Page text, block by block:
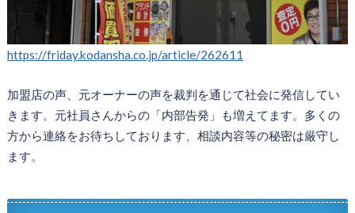
https://friday.kodansha.co.jp/article/262611
加盟店の声、元オーナーの声を裁判を通じて社会に発信してい
きます。元社員さんからの「内部告発」も増えてます。多くの
方から連絡をお待ちしております、相談内容等の秘密は厳守し
ます。